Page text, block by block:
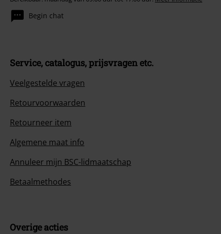
Begin chat
Service, catalogus, prijsvragen etc.
Veelgestelde vragen
Retourvoorwaarden
Retourneer item
Algemene maat info
Annuleer mijn BSC-lidmaatschap
Betaalmethodes
Overige acties